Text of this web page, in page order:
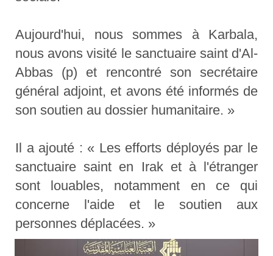
Aujourd'hui, nous sommes à Karbala,
nous avons visité le sanctuaire saint d'Al-
Abbas (p) et rencontré son secrétaire
général adjoint, et avons été informés de
son soutien au dossier humanitaire. »
Il a ajouté : « Les efforts déployés par le
sanctuaire saint en Irak et à l'étranger
sont louables, notamment en ce qui
concerne l'aide et le soutien aux
personnes déplacées. »